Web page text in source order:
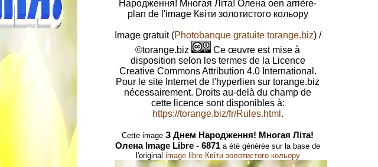
Народження! Многая Літа! Олена oen arrière-
plan de l'image Квіти золотистого кольору
Image gratuit (Photobanque gratuite torange.biz) /
©torange.biz
Ce œuvre est mise à
disposition selon les termes de la Licence
Creative Commons Attribution 4.0 International.
Pour le site Internet de l'hyperlien sur torange.biz
nécessairement. Droits au-delà du champ de
cette licence sont disponibles à:
https://torange.biz/fr/Rules.html .
Cette imageЗ Днем Народження! Многая Літа!
Олена Image Libre - 6871 a été générée sur la base de
l'original image libre Квіти золотистого кольору